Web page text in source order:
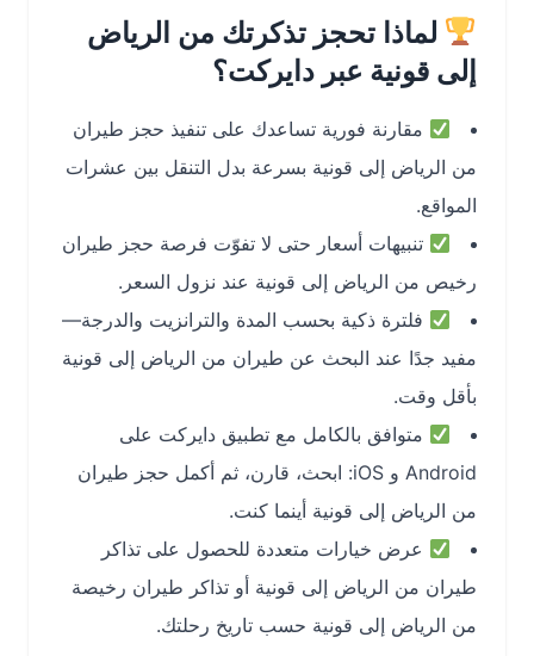
لماذا تحجز تذكرتك من الرياض
إلى قونية عبر دايركت؟
مقارنة فورية تساعدك على تنفيذ حجز طيران
من الرياض إلى قونية بسرعة بدل التنقل بين عشرات
المواقع.
تنبيهات أسعار حتى لا تفوّت فرصة حجز طيران
رخيص من الرياض إلى قونية عند نزول السعر.
فلترة ذكية بحسب المدة والترانزيت والدرجة—
مفيد جدًا عند البحث عن طيران من الرياض إلى قونية
بأقل وقت.
متوافق بالكامل مع تطبيق دايركت على
Android و iOS: ابحث، قارن، ثم أكمل حجز طيران
من الرياض إلى قونية أينما كنت.
عرض خيارات متعددة للحصول على تذاكر
طيران من الرياض إلى قونية أو تذاكر طيران رخيصة
من الرياض إلى قونية حسب تاريخ رحلتك.